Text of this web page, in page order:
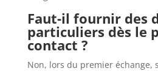
Faut-il fournir des
particuliers dès le
contact ?
Non, lors du premier échange,